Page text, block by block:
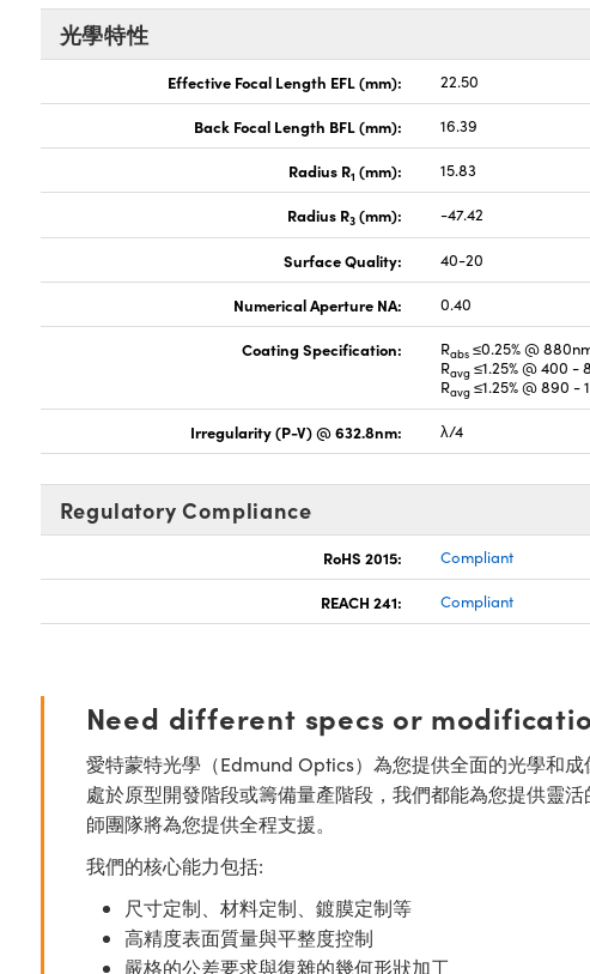
光學特性
Effective Focal Length EFL (mm): 22.50
Back Focal Length BFL (mm): 16.39
Radius R1 (mm): 15.83
Radius R3 (mm): -47.42
Surface Quality: 40-20
Numerical Aperture NA: 0.40
Coating Specification: Rabs ≤0.25% @
Ravg ≤1.25% @ 400 -
Ravg ≤1.25% @ 890 -
Irregularity (P-V) @ 632.8nm: λ/4
Regulatory Compliance
RoHS 2015: Compliant
REACH 241: Compliant
Need different specs or
愛特蒙特光學（Edmund Optics）為您提供全面的光學和
處於原型開發階段或籌備量產階段，我們都能為您提供靈
師團隊將為您提供全程支援。
我們的核心能力包括:
尺寸定制、材料定制、鍍膜定制等
高精度表面質量與平整度控制
嚴格的公差要求與復雜的幾何形狀加工